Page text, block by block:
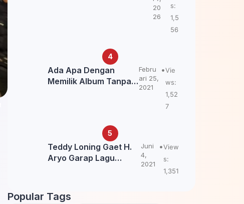
20
26
s:
1,5
56
Ada Apa Dengan
Memilik Album Tanpa
Febru
ari 25,
2021
Vie
ws:
1,52
7
Teddy Loning Gaet H.
Aryo Garap Lagu
Juni
4,
2021
View
s:
1,351
Popular Tags